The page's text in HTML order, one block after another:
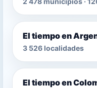
El tiempo en
3 526 localidades
El tiempo en